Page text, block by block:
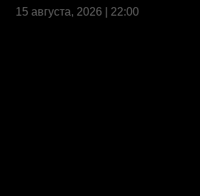
15 августа, 2026 | 22:00